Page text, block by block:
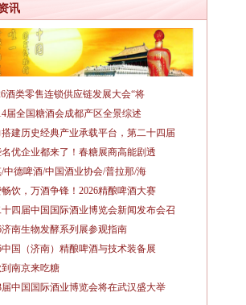
讯
酒类零售连锁供应链发展大会“将
届全国糖酒会成都产区全景综述
建历史经典产业承载平台，第二十四届
优企业都来了！春糖展商高能剧透
中德啤酒/中国酒业协会/普拉那/海
饮，万酒争锋！2026精酿啤酒大赛
四届中国国际酒业博览会新闻发布会召
济南生物发酵系列展参观指南
中国（济南）精酿啤酒与技术装备展
南京来吃糖
届中国国际酒业博览会将在武汉盛大举